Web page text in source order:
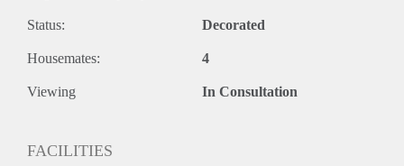
Status: Decorated
Housemates: 4
Viewing In Consultation
FACILITIES